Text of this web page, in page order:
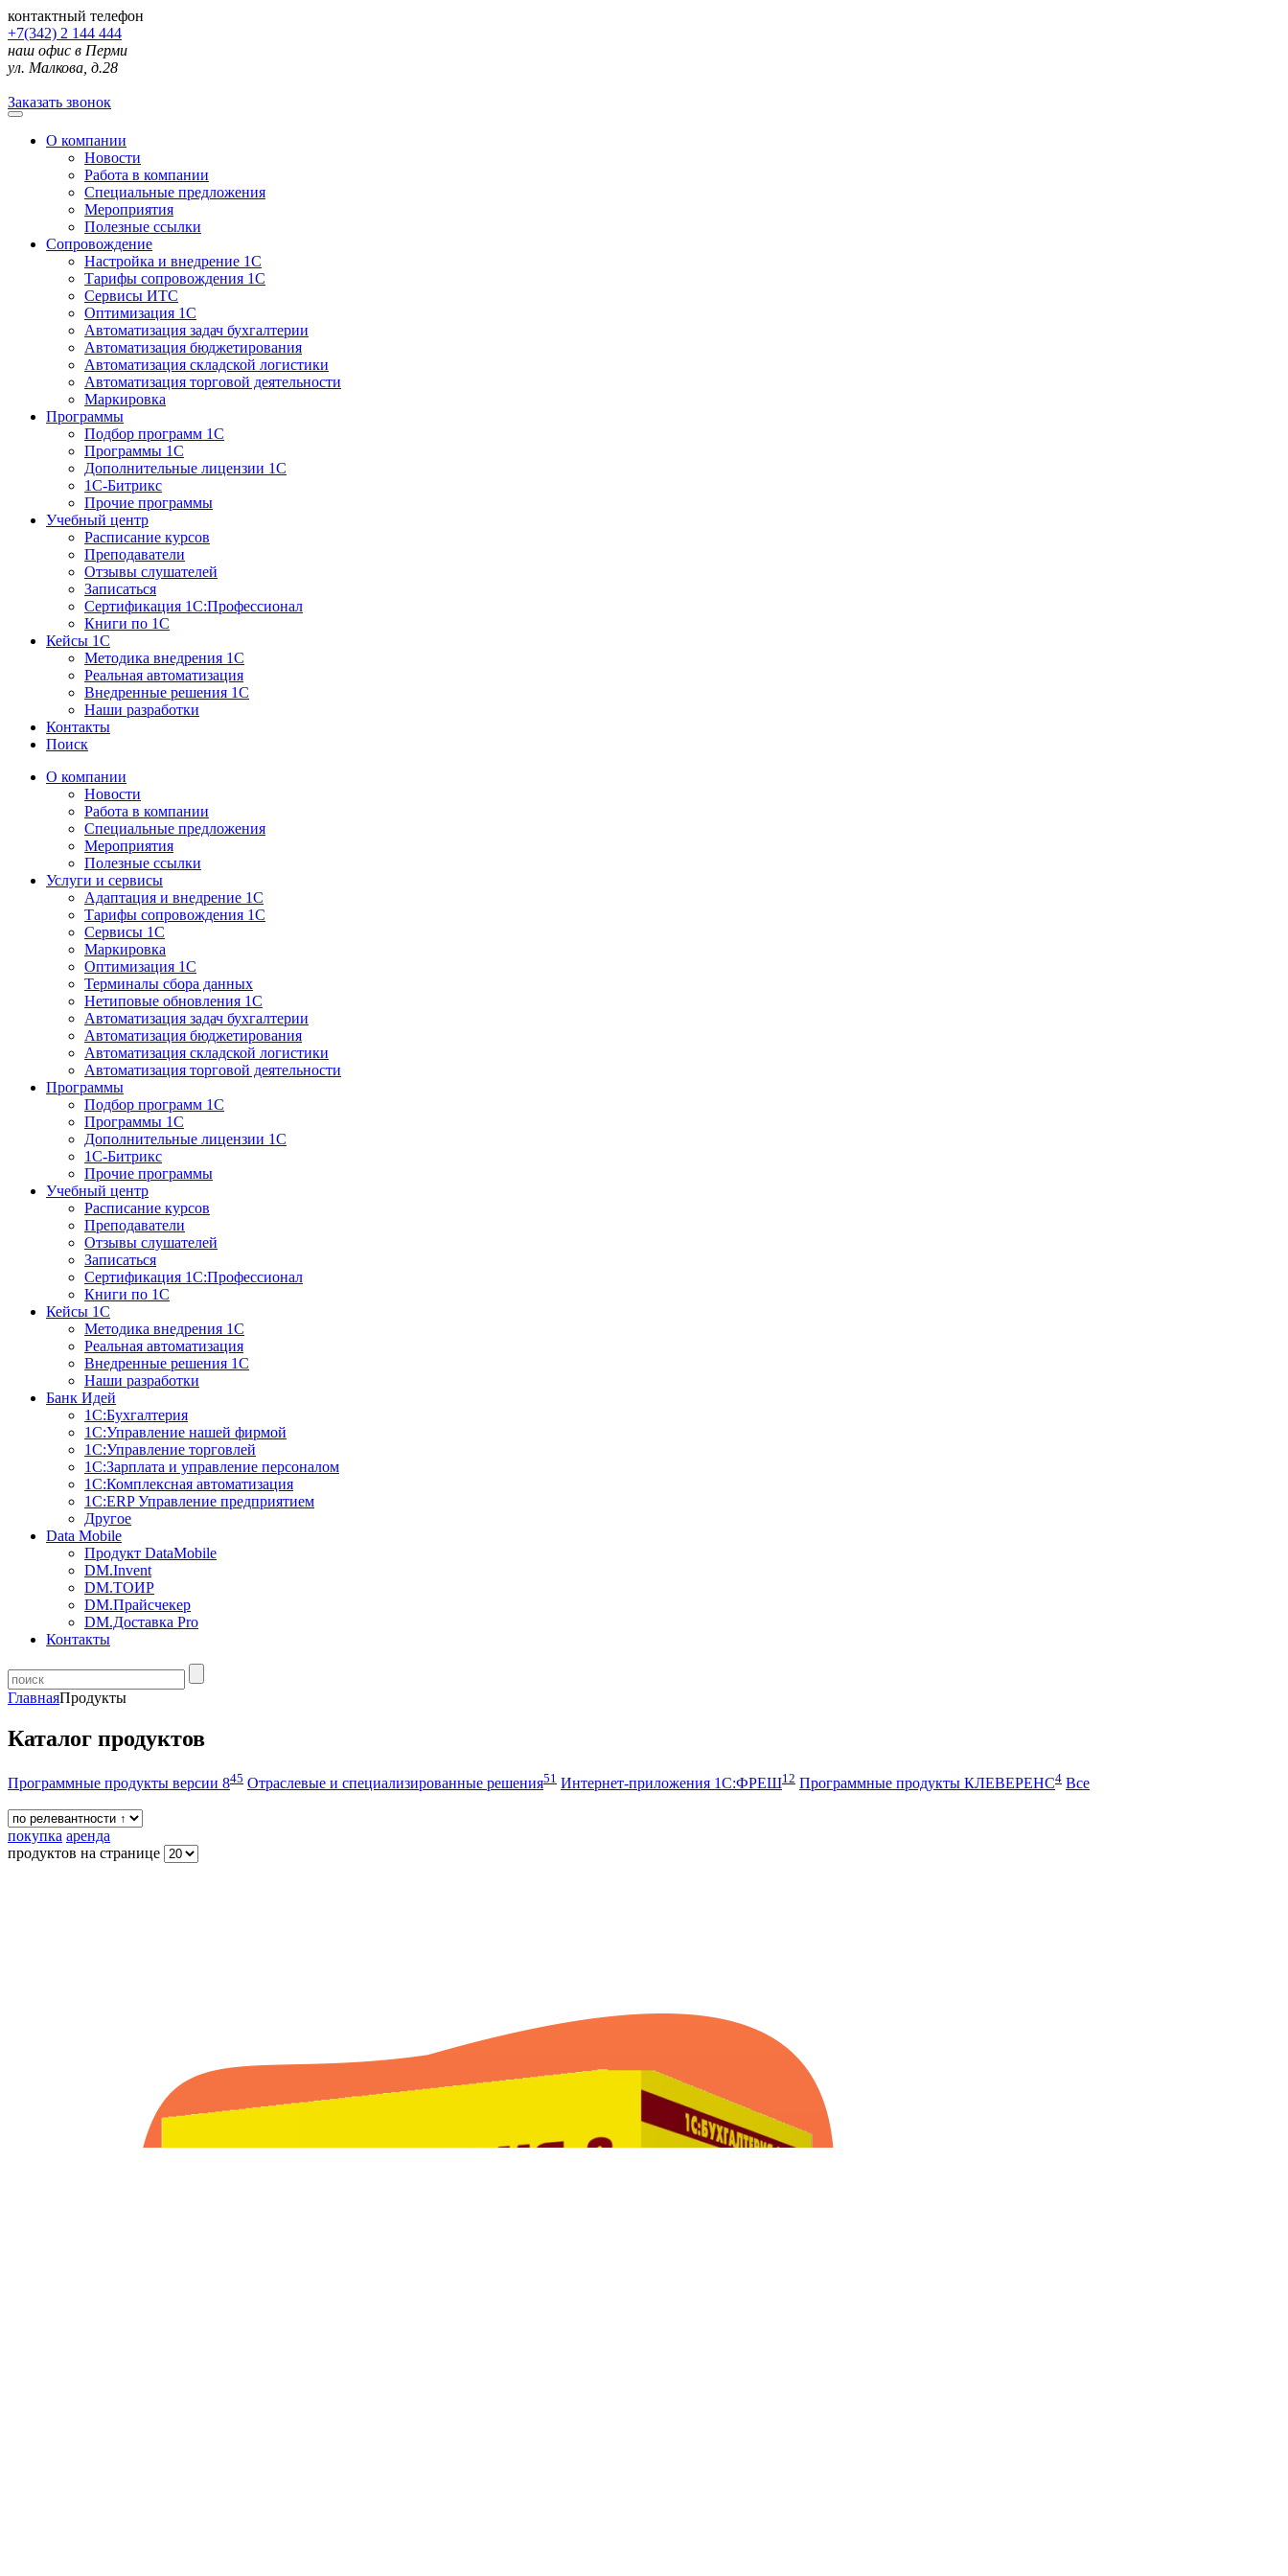
контактный телефон
+7(342) 2 144 444
наш офис в Перми
ул. Малкова, д.28
Заказать звонок
О компании
Новости
Работа в компании
Специальные предложения
Мероприятия
Полезные ссылки
Сопровождение
Настройка и внедрение 1С
Тарифы сопровождения 1С
Сервисы ИТС
Оптимизация 1С
Автоматизация задач бухгалтерии
Автоматизация бюджетирования
Автоматизация складской логистики
Автоматизация торговой деятельности
Маркировка
Программы
Подбор программ 1С
Программы 1С
Дополнительные лицензии 1С
1С-Битрикс
Прочие программы
Учебный центр
Расписание курсов
Преподаватели
Отзывы слушателей
Записаться
Сертификация 1С:Профессионал
Книги по 1С
Кейсы 1С
Методика внедрения 1С
Реальная автоматизация
Внедренные решения 1С
Наши разработки
Контакты
Поиск
О компании
Новости
Работа в компании
Специальные предложения
Мероприятия
Полезные ссылки
Услуги и сервисы
Адаптация и внедрение 1С
Тарифы сопровождения 1С
Сервисы 1С
Маркировка
Оптимизация 1С
Терминалы сбора данных
Нетиповые обновления 1С
Автоматизация задач бухгалтерии
Автоматизация бюджетирования
Автоматизация складской логистики
Автоматизация торговой деятельности
Программы
Подбор программ 1С
Программы 1С
Дополнительные лицензии 1С
1С-Битрикс
Прочие программы
Учебный центр
Расписание курсов
Преподаватели
Отзывы слушателей
Записаться
Сертификация 1С:Профессионал
Книги по 1С
Кейсы 1С
Методика внедрения 1С
Реальная автоматизация
Внедренные решения 1С
Наши разработки
Банк Идей
1С:Бухгалтерия
1С:Управление нашей фирмой
1С:Управление торговлей
1С:Зарплата и управление персоналом
1С:Комплексная автоматизация
1С:ERP Управление предприятием
Другое
Data Mobile
Продукт DataMobile
DM.Invent
DM.ТОИР
DM.Прайсчекер
DM.Доставка Pro
Контакты
ГлавнаяПродукты
Каталог продуктов
Программные продукты версии 845 Отраслевые и специализированные решения51 Интернет-приложения 1С:ФРЕШ12 Программные продукты КЛЕВЕРЕНС4 Все
покупка аренда
продуктов на странице